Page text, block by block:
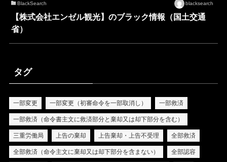
BlackSearch blacksearch
【株式会社エンゼル観光】のブラック情報（国土交通
省）
タグ
一部変更 一部変更（初審命令を一部取消し） 一部救済
一部救済（命令書主文に救済部分と棄却又は却下部分を含む）
三重労働局 上告の棄却 上告棄却・上告不受理 全部救済
全部救済（命令主文に棄却又は却下部分を含まない） 全部認容